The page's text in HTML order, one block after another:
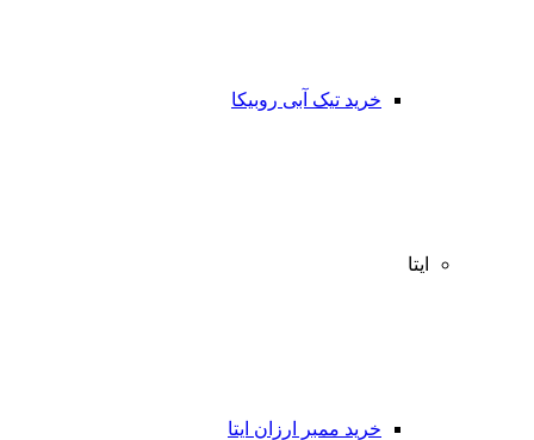
خرید تیک آبی روبیکا
ایتا
خرید ممبر ارزان ایتا